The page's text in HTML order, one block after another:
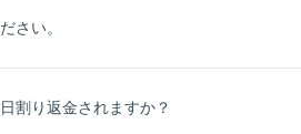
さい。
割り返金されますか？